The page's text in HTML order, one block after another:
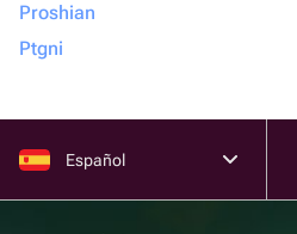
Proshian
Ptgni
Español